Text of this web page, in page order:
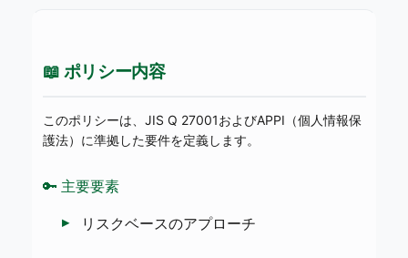
📖 ポリシー内容
このポリシーは、JIS Q 27001およびAPPI（個人情報保
護法）に準拠した要件を定義します。
🔑 主要要素
リスクベースのアプローチ